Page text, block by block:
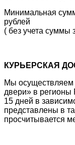
Минимальная
рублей
( без учета суммы
КУРЬЕРСКАЯ
Мы осуществляем
двери» в регионы
15 дней в
представлены в
просчитывается